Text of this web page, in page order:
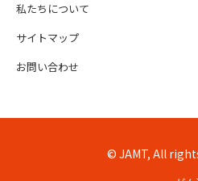
私たちについて
サイトマップ
お問い合わせ
© JAMT, All